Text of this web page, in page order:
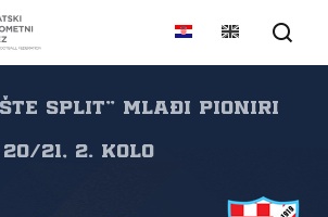
SPLIT" Mlađi pioniri
20/21, 2. kolo